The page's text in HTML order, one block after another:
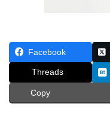
Facebook
Threads
Copy